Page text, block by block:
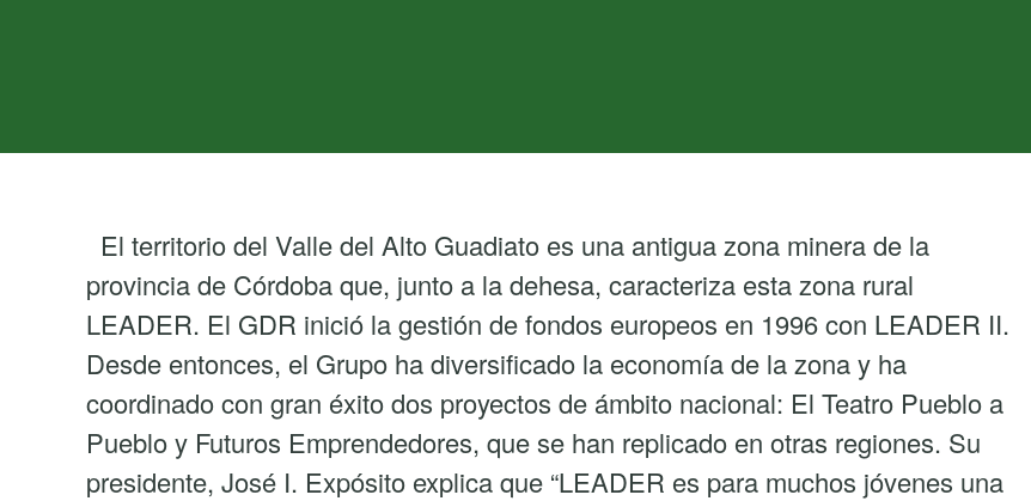
El territorio del Valle del Alto Guadiato es una antigua zona minera de la
provincia de Córdoba que, junto a la dehesa, caracteriza esta zona rural
LEADER. El GDR inició la gestión de fondos europeos en 1996 con LEADER II.
Desde entonces, el Grupo ha diversificado la economía de la zona y ha
coordinado con gran éxito dos proyectos de ámbito nacional: El Teatro Pueblo a
Pueblo y Futuros Emprendedores, que se han replicado en otras regiones. Su
presidente, José I. Expósito explica que “LEADER es para muchos jóvenes una